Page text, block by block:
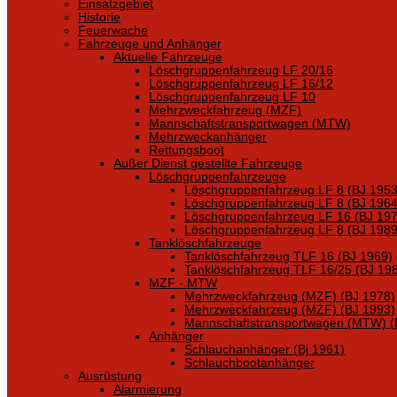
Einsatzgebiet
Historie
Feuerwache
Fahrzeuge und Anhänger
Aktuelle Fahrzeuge
Löschgruppenfahrzeug LF 20/16
Löschgruppenfahrzeug LF 16/12
Löschgruppenfahrzeug LF 10
Mehrzweckfahrzeug (MZF)
Mannschaftstransportwagen (MTW)
Mehrzweckanhänger
Rettungsboot
Außer Dienst gestellte Fahrzeuge
Löschgruppenfahrzeuge
Löschgruppenfahrzeug LF 8 (BJ
Löschgruppenfahrzeug LF 8 (BJ
Löschgruppenfahrzeug LF 16 (BJ
Löschgruppenfahrzeug LF 8 (BJ
Tanklöschfahrzeuge
Tanklöschfahrzeug TLF 16 (BJ 1969)
Tanklöschfahrzeug TLF 16/25 (BJ
MZF - MTW
Mehrzweckfahrzeug (MZF) (BJ 1978)
Mehrzweckfahrzeug (MZF) (BJ 1993)
Mannschaftstransportwagen (MTW)
Anhänger
Schlauchanhänger (Bj 1961)
Schlauchbootanhänger
Ausrüstung
Alarmierung